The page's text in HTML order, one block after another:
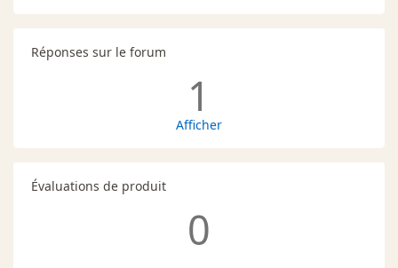
Réponses sur le forum
1
Afficher
Évaluations de produit
0